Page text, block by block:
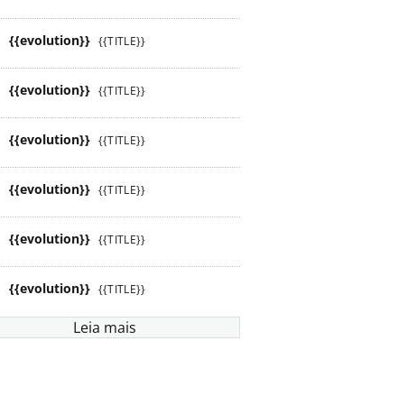
{{evolution}} {{TITLE}}
{{evolution}} {{TITLE}}
{{evolution}} {{TITLE}}
{{evolution}} {{TITLE}}
{{evolution}} {{TITLE}}
{{evolution}} {{TITLE}}
Leia mais